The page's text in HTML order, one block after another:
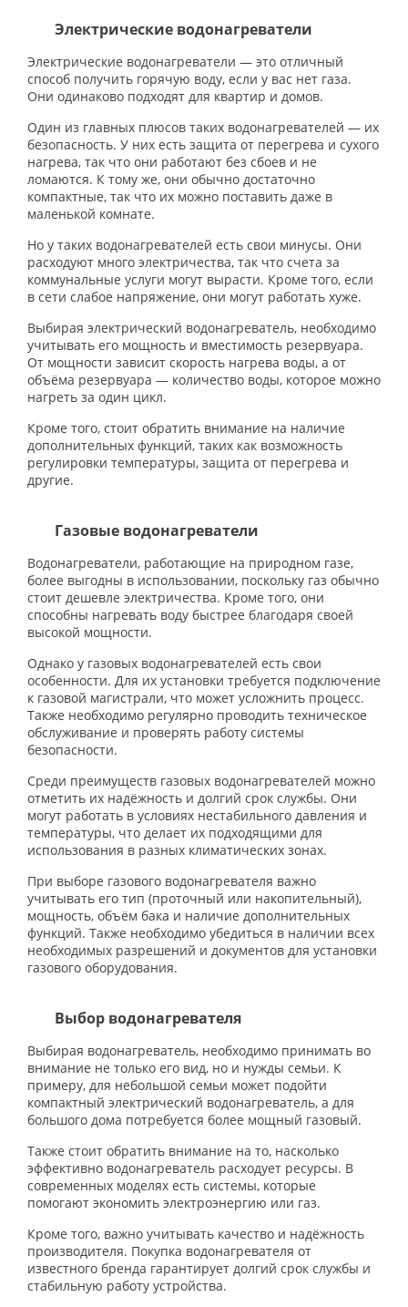
Электрические водонагреватели
Электрические водонагреватели — это отличный
способ получить горячую воду, если у вас нет газа.
Они одинаково подходят для квартир и домов.
Один из главных плюсов таких водонагревателей — их
безопасность. У них есть защита от перегрева и сухого
нагрева, так что они работают без сбоев и не
ломаются. К тому же, они обычно достаточно
компактные, так что их можно поставить даже в
маленькой комнате.
Но у таких водонагревателей есть свои минусы. Они
расходуют много электричества, так что счета за
коммунальные услуги могут вырасти. Кроме того, если
в сети слабое напряжение, они могут работать хуже.
Выбирая электрический водонагреватель, необходимо
учитывать его мощность и вместимость резервуара.
От мощности зависит скорость нагрева воды, а от
объёма резервуара — количество воды, которое можно
нагреть за один цикл.
Кроме того, стоит обратить внимание на наличие
дополнительных функций, таких как возможность
регулировки температуры, защита от перегрева и
другие.
Газовые водонагреватели
Водонагреватели, работающие на природном газе,
более выгодны в использовании, поскольку газ обычно
стоит дешевле электричества. Кроме того, они
способны нагревать воду быстрее благодаря своей
высокой мощности.
Однако у газовых водонагревателей есть свои
особенности. Для их установки требуется подключение
к газовой магистрали, что может усложнить процесс.
Также необходимо регулярно проводить техническое
обслуживание и проверять работу системы
безопасности.
Среди преимуществ газовых водонагревателей можно
отметить их надёжность и долгий срок службы. Они
могут работать в условиях нестабильного давления и
температуры, что делает их подходящими для
использования в разных климатических зонах.
При выборе газового водонагревателя важно
учитывать его тип (проточный или накопительный),
мощность, объём бака и наличие дополнительных
функций. Также необходимо убедиться в наличии всех
необходимых разрешений и документов для установки
газового оборудования.
Выбор водонагревателя
Выбирая водонагреватель, необходимо принимать во
внимание не только его вид, но и нужды семьи. К
примеру, для небольшой семьи может подойти
компактный электрический водонагреватель, а для
большого дома потребуется более мощный газовый.
Также стоит обратить внимание на то, насколько
эффективно водонагреватель расходует ресурсы. В
современных моделях есть системы, которые
помогают экономить электроэнергию или газ.
Кроме того, важно учитывать качество и надёжность
производителя. Покупка водонагревателя от
известного бренда гарантирует долгий срок службы и
стабильную работу устройства.